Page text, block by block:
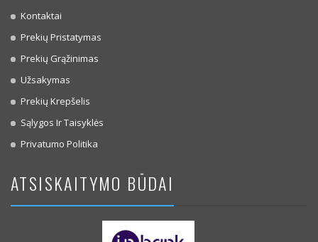
Kontaktai
Prekių Pristatymas
Prekių Grąžinimas
Užsakymas
Prekių Krepšelis
Sąlygos Ir Taisyklės
Privatumo Politika
ATSISKAITYMO BŪDAI